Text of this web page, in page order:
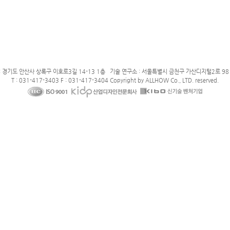
기도 안산사 상록구 이호로3길 14-13 1층 기술 연구소 : 서울특별시 금천구 가산디지털2로
T : 031-417-3403 F : 031-417-3404 Copyright by ALLHOW Co., LTD. reserved.